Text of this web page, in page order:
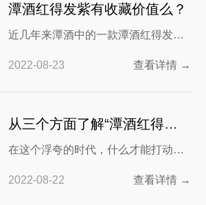
产的真年份酒也获得不少酒友的称
赞，那真年份潭酒口感到底如何呢？
潭酒红得发紫有收藏价值么？
近几年来潭酒中的一款潭酒红得发紫
潭和紫潭之间的白酒系列，既继承了
红潭的潭香又升华了紫潭的口感，加
费观念，因此受到了消费者的热捧，
那么潭酒得发紫到底怎么样？ 潭酒红
2022-08-23 查看详情 →
从三个方面了解“潭酒红得发紫怎么样”
在这个浮夸的时代，什么才能打动消
酒的消费市场中，有这样一“特立独
2022-08-22 查看详情 →